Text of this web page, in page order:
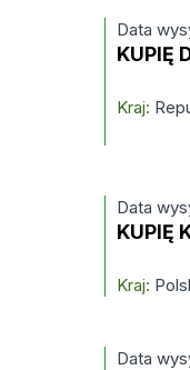
Data
KUPIĘ
Kraj:
Data
KUPIĘ
Kraj:
Data